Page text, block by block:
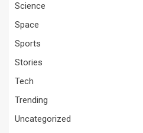
Science
Space
Sports
Stories
Tech
Trending
Uncategorized